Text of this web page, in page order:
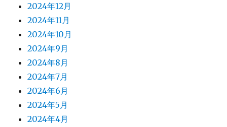
2024年12月
2024年11月
2024年10月
2024年9月
2024年8月
2024年7月
2024年6月
2024年5月
2024年4月